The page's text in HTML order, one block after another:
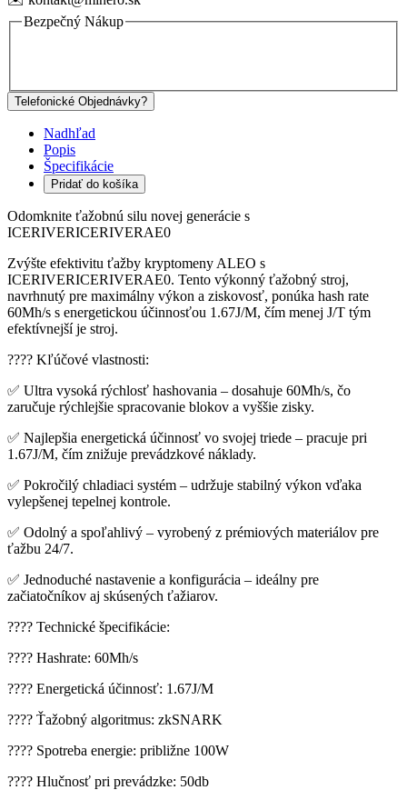
Bezpečný Nákup
Telefonické Objednávky?
Nadhľad
Popis
Špecifikácie
Pridať do košíka
Odomknite ťažobnú silu novej generácie s
ICERIVERICERIVERAE0
Zvýšte efektivitu ťažby kryptomeny ALEO s
ICERIVERICERIVERAE0. Tento výkonný ťažobný stroj,
navrhnutý pre maximálny výkon a ziskovosť, ponúka hash rate
60Mh/s s energetickou účinnosťou 1.67J/M, čím menej J/T tým
efektívnejší je stroj.
???? Kľúčové vlastnosti:
✅ Ultra vysoká rýchlosť hashovania – dosahuje 60Mh/s, čo
zaručuje rýchlejšie spracovanie blokov a vyššie zisky.
✅ Najlepšia energetická účinnosť vo svojej triede – pracuje pri
1.67J/M, čím znižuje prevádzkové náklady.
✅ Pokročilý chladiaci systém – udržuje stabilný výkon vďaka
vylepšenej tepelnej kontrole.
✅ Odolný a spoľahlivý – vyrobený z prémiových materiálov pre
ťažbu 24/7.
✅ Jednoduché nastavenie a konfigurácia – ideálny pre
začiatočníkov aj skúsených ťažiarov.
???? Technické špecifikácie:
???? Hashrate: 60Mh/s
???? Energetická účinnosť: 1.67J/M
???? Ťažobný algoritmus: zkSNARK
???? Spotreba energie: približne 100W
???? Hlučnosť pri prevádzke: 50db